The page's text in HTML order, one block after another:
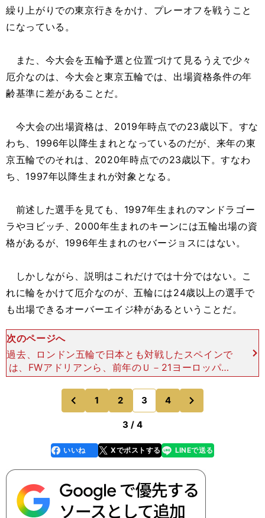
繰り上がりでの東京行きをかけ、プレーオフを戦うこと
になっている。
また、今大会を五輪予選と位置づけて見るうえで少々
厄介なのは、今大会と東京五輪では、出場資格条件の年
齢基準に差があることだ。
今大会の出場資格は、2019年時点での23歳以下。すな
わち、1996年以降生まれとなっているのだが、来年の東
京五輪でのそれは、2020年時点での23歳以下。すなわ
ち、1997年以降生まれが対象となる。
前述した選手を見ても、1997年生まれのマンドラゴー
ラやヨビッチ、2000年生まれのキーンには五輪出場の資
格があるが、1996年生まれのセバージョスにはない。
しかしながら、説明はこれだけでは十分ではない。こ
れに輪をかけて厄介なのが、五輪には24歳以上の選手で
も出場できるオーバーエイジ枠があるということだ。
次のページへ
過去、ロンドン五輪で日本とも対戦したスペインで
は、FWアドリアンら、前年のＵ－21ヨーロッパ選
手権時点で23歳だった選手をオーバーエイジ枠で
加えることで、五輪本番でも予選から継続したチー
ム編成を行なっ
前
のページへ
1 2 3 4
のページへ
3 / 4
faceboo
k
いいね Xでポストする
line LINEで送る